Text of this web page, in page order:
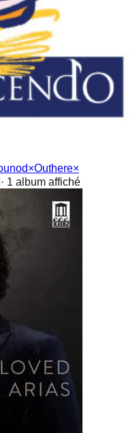
×Outhere×
· 1 album affiché